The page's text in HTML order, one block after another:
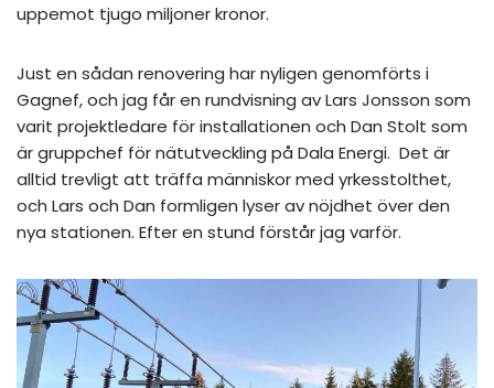
uppemot tjugo miljoner kronor.
Just en sådan renovering har nyligen genomförts i
Gagnef, och jag får en rundvisning av Lars Jonsson som
varit projektledare för installationen och Dan Stolt som
är gruppchef för nätutveckling på Dala Energi. Det är
alltid trevligt att träffa människor med yrkesstolthet,
och Lars och Dan formligen lyser av nöjdhet över den
nya stationen. Efter en stund förstår jag varför.